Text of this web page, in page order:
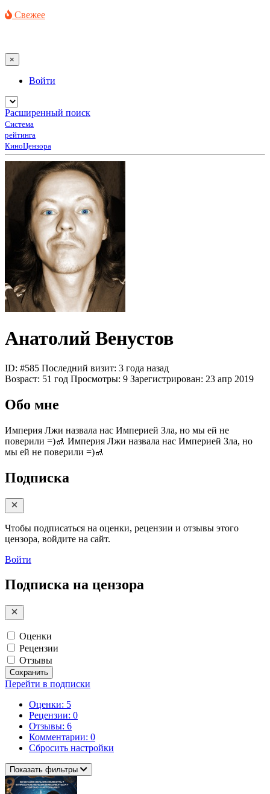
Свежее
×
Войти
Расширенный поиск
Система
рейтинга
КиноЦензора
Анатолий Венустов
ID: #585 Последний визит: 3 года назад
Возраст: 51 год Просмотры: 9 Зарегистрирован: 23 апр 2019
Обо мне
Империя Лжи назвала нас Империей Зла, но мы ей не
поверили =)🚮 Империя Лжи назвала нас Империей Зла, но
мы ей не поверили =)🚮
Подписка
Чтобы подписаться на оценки, рецензии и отзывы этого
цензора, войдите на сайт.
Войти
Подписка на цензора
Оценки
Рецензии
Отзывы
Сохранить
Перейти в подписки
Оценки: 5
Рецензии: 0
Отзывы: 6
Комментарии: 0
Сбросить настройки
Показать фильтры